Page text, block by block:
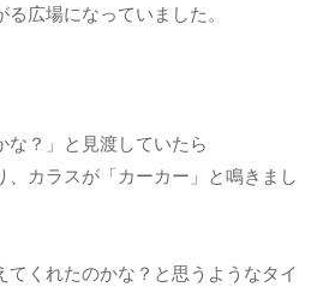
広場になっていました。
な？」と見渡していたら
、カラスが「カーカー」と鳴きまし
てくれたのかな？と思うようなタイ